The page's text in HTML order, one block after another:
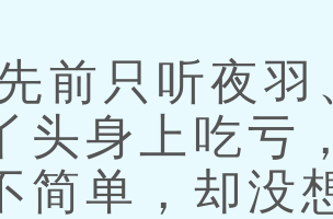
只听夜羽
头身上吃亏
简单，却